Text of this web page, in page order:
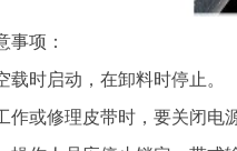
项：
时启动，在卸料时停止。
或修理皮带时，要关闭电源